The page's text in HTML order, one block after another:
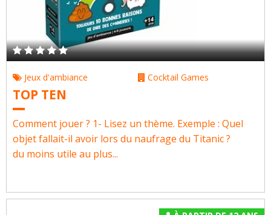
Jeux d'ambiance Cocktail Games
TOP TEN
Comment jouer ? 1- Lisez un thème. Exemple : Quel
objet fallait-il avoir lors du naufrage du Titanic ?
du moins utile au plus...